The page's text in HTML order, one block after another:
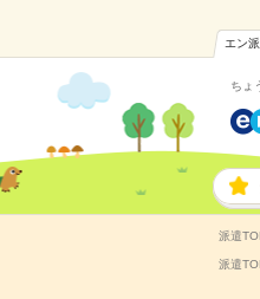
エン
ちょ
派遣
派遣